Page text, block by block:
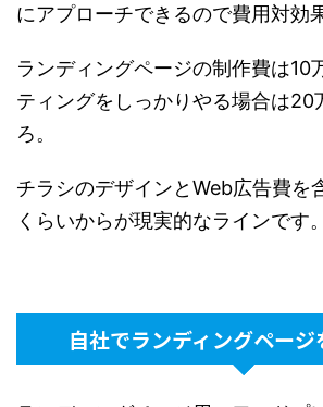
にアプローチできるので費用対効
ランディングページの制作費は10
ティングをしっかりやる場合は20
ろ。
チラシのデザインとWeb広告費を
くらいからが現実的なラインです。
自社でランディングページ